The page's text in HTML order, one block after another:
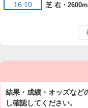
16:10 芝 右・
結果・成績・オッズなど
し確認してください。